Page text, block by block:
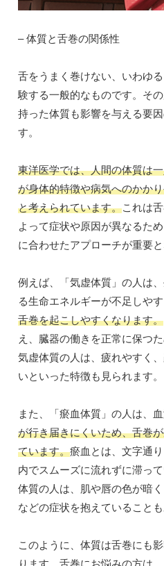
– 体質と舌巻の関係性
舌をうまく巻けない、いわゆ
験する一般的なものです。そ
持った体質も影響を与える要
す。
東洋医学では、人間の体質は
が身体的特徴や病気へのかか
と考えられています。これは
よって症状や原因が異なるた
に合わせたアプローチが重要と
例えば、「気虚体質」の人は
る生命エネルギーが不足しやす
舌巻を起こしやすくなります。
え、臓器の働きを正常に保つ
気虚体質の人は、疲れやすく
いといった特徴も見られます。
また、「瘀血体質」の人は、血
が行き届きにくいため、舌巻
ています。瘀血とは、文字通
内でスムーズに流れずに滞っ
体質の人は、肌や唇の色が暗
などの症状を抱えていることも
このように、体質は舌巻にも